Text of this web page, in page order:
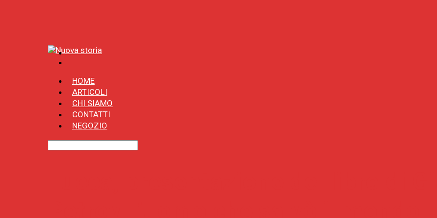
HOME
ARTICOLI
CHI SIAMO
CONTATTI
NEGOZIO